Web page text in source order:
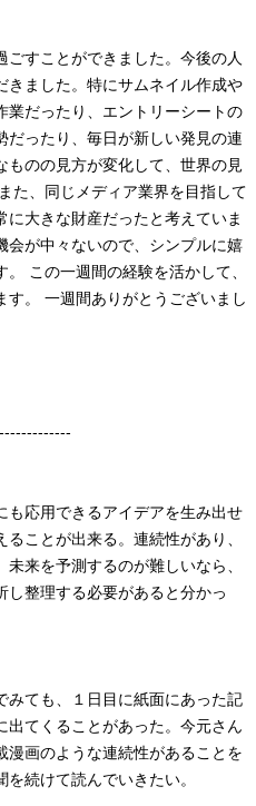
ごすことができました。今後の人
きました。特にサムネイル作成や
業だったり、エントリーシートの
だったり、毎日が新しい発見の連
ものの見方が変化して、世界の見
た、同じメディア業界を目指して
大きな財産だったと考えていま
会が中々ないので、シンプルに嬉
この一週間の経験を活かして、
。 一週間ありがとうございまし
も応用できるアイデアを生み出せ
ことが出来る。連続性があり、
来を予測するのが難しいなら、
し整理する必要があると分かっ
みても、１日目に紙面にあった記
出てくることがあった。今元さん
漫画のような連続性があることを
続けて読んでいきたい。